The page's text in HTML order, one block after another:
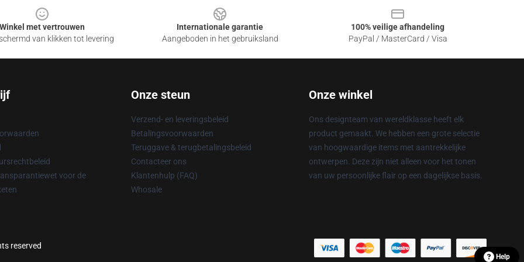
Winkel met vertrouwen
van klikken tot levering
Internationale garantie
Aangeboden in het gebruiksland
100% veilige afhandeling
PayPal / MasterCard / Visa
voor de
Onze steun
Verzend- en leveringsbeleid
Betalingsvoorwaarden
Teruggave & terugbetalingsbeleid
Contacteer ons
Klantenhulp (FAQ)
Whosale
Onze winkel
Ons designteam van wereldklasse heeft elk
product gemaakt. We hebben een grote selectie
van hoogwaardige items met aantrekkelijke
ontwerpen. Deze zijn niet alleen voor het tonen
van uw persoonlijke flair op een dagelijkse basis.
reserved
Help